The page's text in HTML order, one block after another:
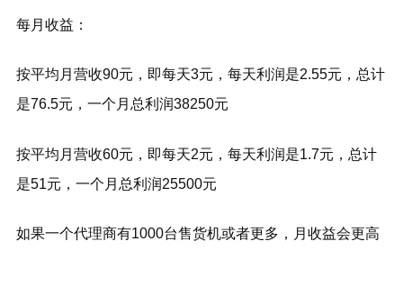
每月收益：
按平均月营收90元，即每天3元，每天利润是2.55元，总计
是76.5元，一个月总利润38250元
按平均月营收60元，即每天2元，每天利润是1.7元，总计
是51元，一个月总利润25500元
如果一个代理商有1000台售货机或者更多，月收益会更高